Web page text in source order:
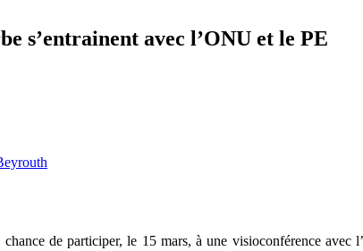
s’entrainent avec l’ONU et le PE
de participer, le 15 mars, à une visioconférence